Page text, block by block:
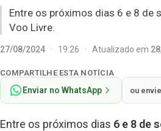
Entre os próximos dias 6 e 8 de
Voo Livre.
27/08/2024 · 19:26 · Atualizado em
COMPARTILHE ESTA NOTÍCIA
Enviar no WhatsApp ou
Entre os próximos dias 6 e 8 de